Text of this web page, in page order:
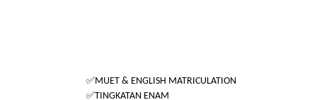
✅MUET & ENGLISH MATRICULATION
✅TINGKATAN ENAM